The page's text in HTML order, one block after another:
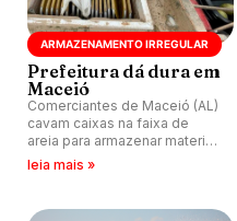
ARMAZENAMENTO IRREGULAR
Prefeitura dá dura em
Maceió
Comerciantes de Maceió (AL)
cavam caixas na faixa de
areia para armazenar material
de forma irregular nas praias
leia mais »